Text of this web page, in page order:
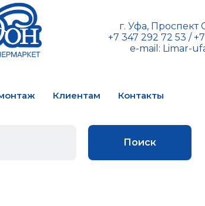
г. Уфа, Проспект
+7 347 292 72 53 /
e-mail: Limar-
Клиентам Контакты
Поиск